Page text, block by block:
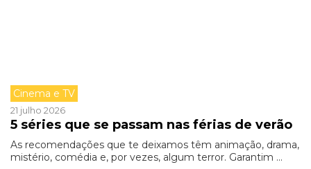
Cinema e TV
21 julho 2026
5 séries que se passam nas férias de verão
As recomendações que te deixamos têm animação, drama,
mistério, comédia e, por vezes, algum terror. Garantim ...